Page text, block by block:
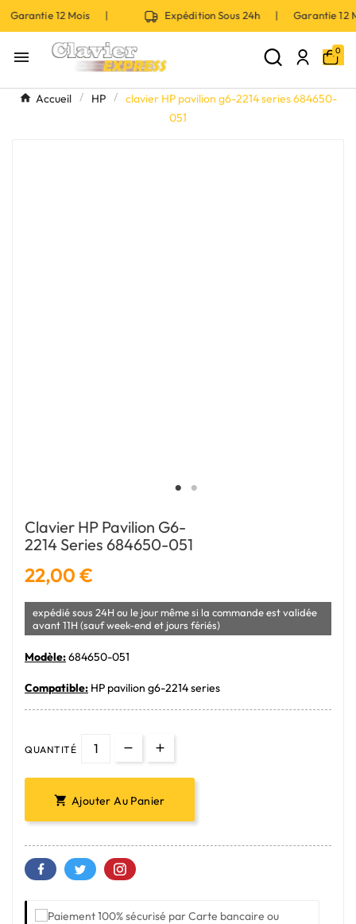
12 Mois | Expédition Sous 24h | Garantie
 0
Accueil HP
clavier HP pavilion g6-2214 series 684650-
051
Clavier HP Pavilion G6-
2214 Series 684650-051
22,00 €
expédié sous 24H ou le jour même si la commande est validée
avant 11H (sauf week-end et jours fériés)
Modèle:684650-051
Compatible: HP pavilion g6-2214 series
QUANTITÉ
 Ajouter Au Panier